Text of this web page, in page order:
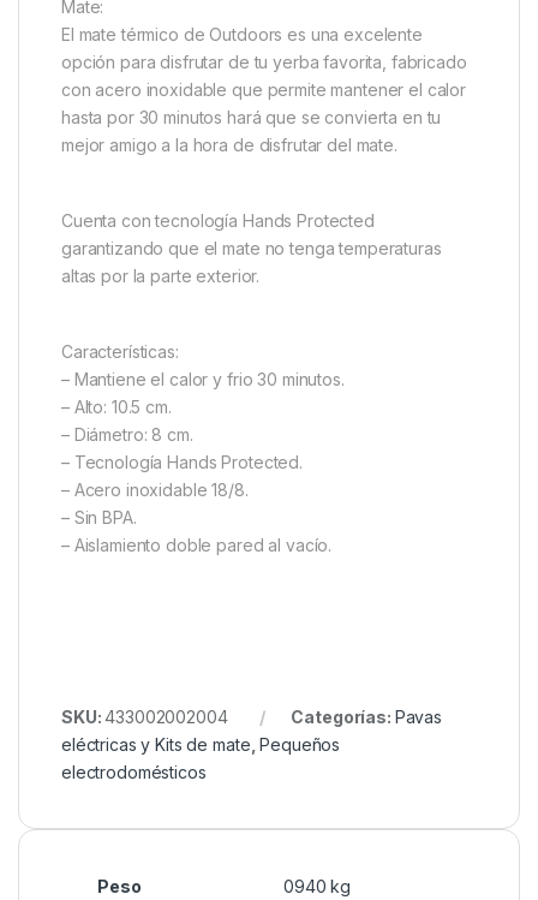
Mate:
El mate térmico de Outdoors es una excelente
opción para disfrutar de tu yerba favorita, fabricado
con acero inoxidable que permite mantener el calor
hasta por 30 minutos hará que se convierta en tu
mejor amigo a la hora de disfrutar del mate.
Cuenta con tecnología Hands Protected
garantizando que el mate no tenga temperaturas
altas por la parte exterior.
Características:
– Mantiene el calor y frio 30 minutos.
– Alto: 10.5 cm.
– Diámetro: 8 cm.
– Tecnología Hands Protected.
– Acero inoxidable 18/8.
– Sin BPA.
– Aislamiento doble pared al vacío.
SKU:433002002004 Categorías: Pavas
eléctricas y Kits de mate ,Pequeños
electrodomésticos
Peso 0940 kg